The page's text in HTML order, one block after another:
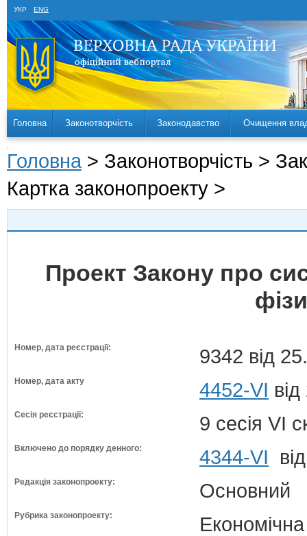
УКР ENG
Головна Законотворчість Законодавство Очищення
Головна > Законотворчість >
Картка законопроекту >
Проект Закону про
Номер, дата реєстрації: 9342 від
Номер, дата акту 4452-VI
Сесія реєстрації: 9 сесія VI
Включено до порядку денного: 4344-VI
Редакція законопроекту: Основний
Рубрика законопроекту: